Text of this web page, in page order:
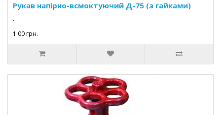
Рукав напірно-всмоктуючий Д-75 (з гайками)
..
1.00 грн.